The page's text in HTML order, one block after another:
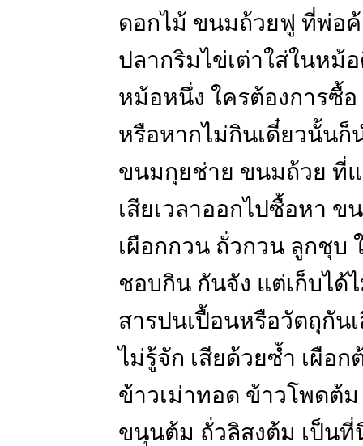
ดอกไม้ ขนมถ้วยฟู ที่พ่อ
ปลากริมไข่เต่าใส่ในหม้
หม้อหนึ่ง ใครต้องการซื้
หรือหากไม่กินเดี๋ยวนั้นก็
ขนมกุยช่าย ขนมถ้วย ที่
เสียเวลาออกไปซื้อหา
เผือกกวน ถั่วกวน ลูกชุบ
ชอบกิน กันจัง แต่เก็บได้
สารปนเปื้อนหรือวัตถุกัน
ไม่รู้จัก เสียด้วยซ้ำ เผือ
ข้าวเม่าทอด ข้าวโพดต้
ขนุนต้ม ถั่วลิสงต้ม เป็น